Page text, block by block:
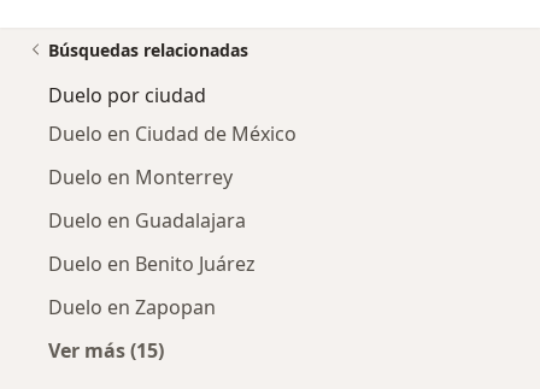
Búsquedas relacionadas
Duelo por ciudad
Duelo en Ciudad de México
Duelo en Monterrey
Duelo en Guadalajara
Duelo en Benito Juárez
Duelo en Zapopan
Ver más (15)